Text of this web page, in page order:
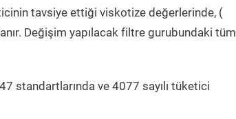
tavsiye ettiği viskotize değerlerinde, (
Değişim yapılacak filtre gurubundaki tüm
standartlarında ve 4077 sayılı tüketici